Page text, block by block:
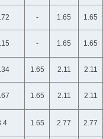
- 1.65 1.65
- 1.65 1.65
1.65 2.11 2.11
1.65 2.11 2.11
1.65 2.77 2.77